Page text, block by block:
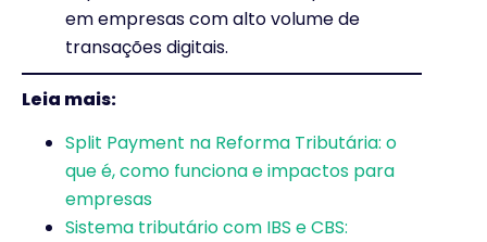
em empresas com alto volume de
transações digitais.
Leia mais:
Split Payment na Reforma Tributária: o
que é, como funciona e impactos para
empresas
Sistema tributário com IBS e CBS: